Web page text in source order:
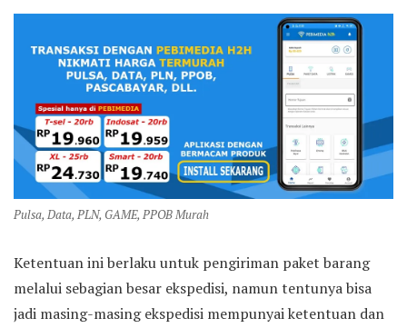
Pulsa, Data, PLN, GAME, PPOB Murah
Ketentuan ini berlaku untuk pengiriman paket barang
melalui sebagian besar ekspedisi, namun tentunya bisa
jadi masing-masing ekspedisi mempunyai ketentuan dan